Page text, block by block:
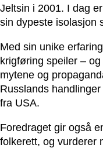
Jeltsin i 2001. I dag
sin dypeste isolasjon
Med sin unike
krigføring speiler –
mytene og
Russlands
fra USA.
Foredraget gir også
folkerett, og vurderer